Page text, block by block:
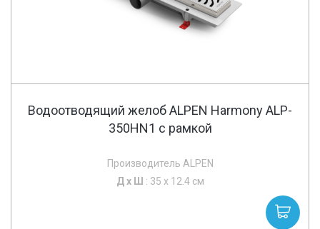
Водоотводящий желоб ALPEN Harmony ALP-
350HN1 с рамкой
Производитель ALPEN
Д х Ш : 35 x 12.4 см